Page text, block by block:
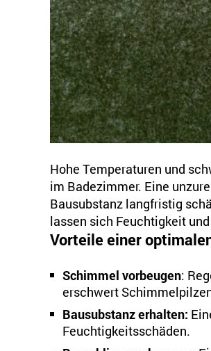
Hohe Temperaturen und
im Badezimmer. Eine
Bausubstanz langfristig
lassen sich Feuchtigkeit
Vorteile einer
Schimmel vorbeugen:
erschwert
Bausubstanz erhalten:
Feuchtigkeitsschäden.